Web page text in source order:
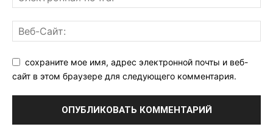
сохраните мое имя, адрес электронной почты и веб-
сайт в этом браузере для следующего комментария.